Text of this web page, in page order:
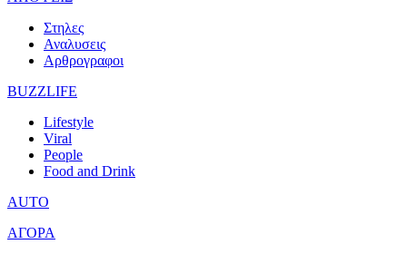
Στηλες
Αναλυσεις
Αρθρογραφοι
BUZZLIFE
Lifestyle
Viral
People
Food and Drink
AUTO
ΑΓΟΡΑ